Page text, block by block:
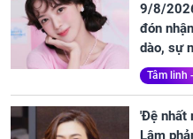
9/8/
đón
dào, sự
Tâm linh
'Đệ nhất
Lâm